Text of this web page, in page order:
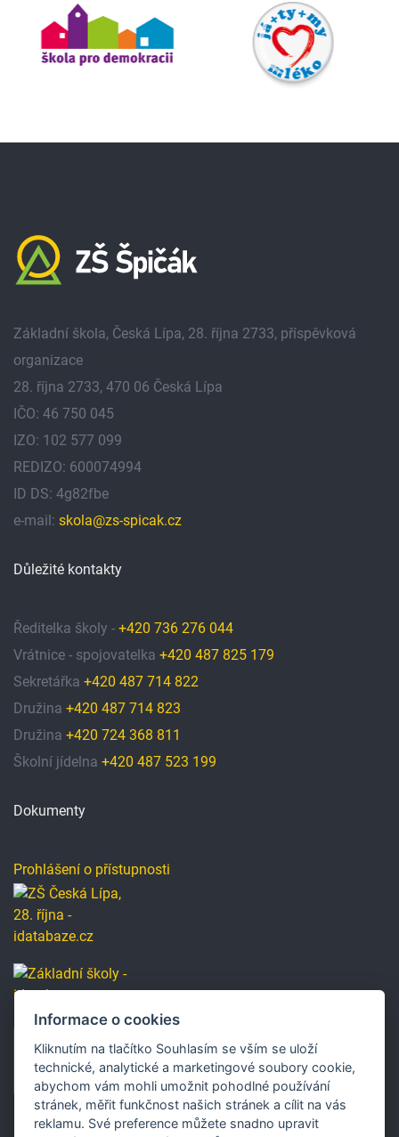
Základní škola, Česká Lípa, 28. října 2733, příspěvková
organizace
28. října 2733, 470 06 Česká Lípa
IČO: 46 750 045
IZO: 102 577 099
REDIZO: 600074994
ID DS: 4g82fbe
e-mail: skola@zs-spicak.cz
Důležité kontakty
Ředitelka školy - +420 736 276 044
Vrátnice - spojovatelka +420 487 825 179
Sekretářka +420 487 714 822
Družina +420 487 714 823
Družina +420 724 368 811
Školní jídelna +420 487 523 199
Dokumenty
Prohlášení o přístupnosti
Informace o cookies
Kliknutím na tlačítko Souhlasím se vším se uloží
technické, analytické a marketingové soubory cookie,
abychom vám mohli umožnit pohodlné používání
stránek, měřit funkčnost našich stránek a cílit na vás
reklamu. Své preference můžete snadno upravit